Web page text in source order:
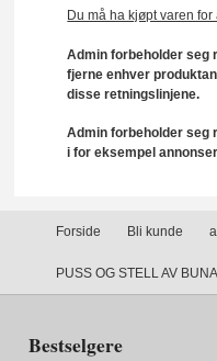
Du må ha kjøpt varen
Admin forbeholder seg
fjerne enhver
disse retningslinjene.
Admin forbeholder seg
i for eksempel
Forside Bli kunde
PUSS OG STELL AV
Bestselgere